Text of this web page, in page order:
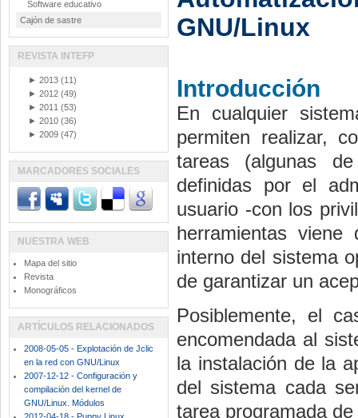
GNU/Linux
Introducción
En cualquier
permiten realizar,
tareas (algunas
definidas por el
usuario -con los
herramientas
interno del sistema
de garantizar un
Posiblemente, el
encomendada al
la instalación de la
del sistema cada
tarea programada
Software educativo
Cajón de sastre
REVISTA INTEFP
► 2013 (11)
► 2012 (49)
► 2011 (53)
► 2010 (36)
► 2009 (47)
MARCADORES SOCIALES
NUESTRA WEB
Mapa del sitio
Revista
Monográficos
ARTÍCULOS RELACIONADOS
2008-05-05 - Explotación de Jclic
en la red con GNU/Linux
2007-12-12 - Configuración y
compilación del kernel de
GNU/Linux. Módulos